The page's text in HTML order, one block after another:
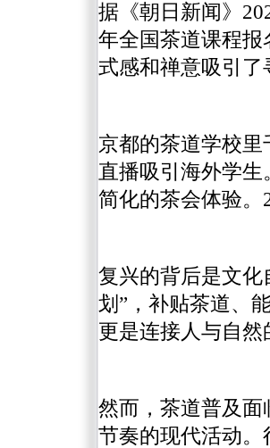
据《朝日新闻》
年全国茶道课程报
式感和禅意吸引
京都的茶道学校里
直播吸引海外学生
简化的茶会体验。
复兴的背后是文化
划”，补贴茶道、
更是连接人与自然
然而，茶道普及
节奏的现代活动。